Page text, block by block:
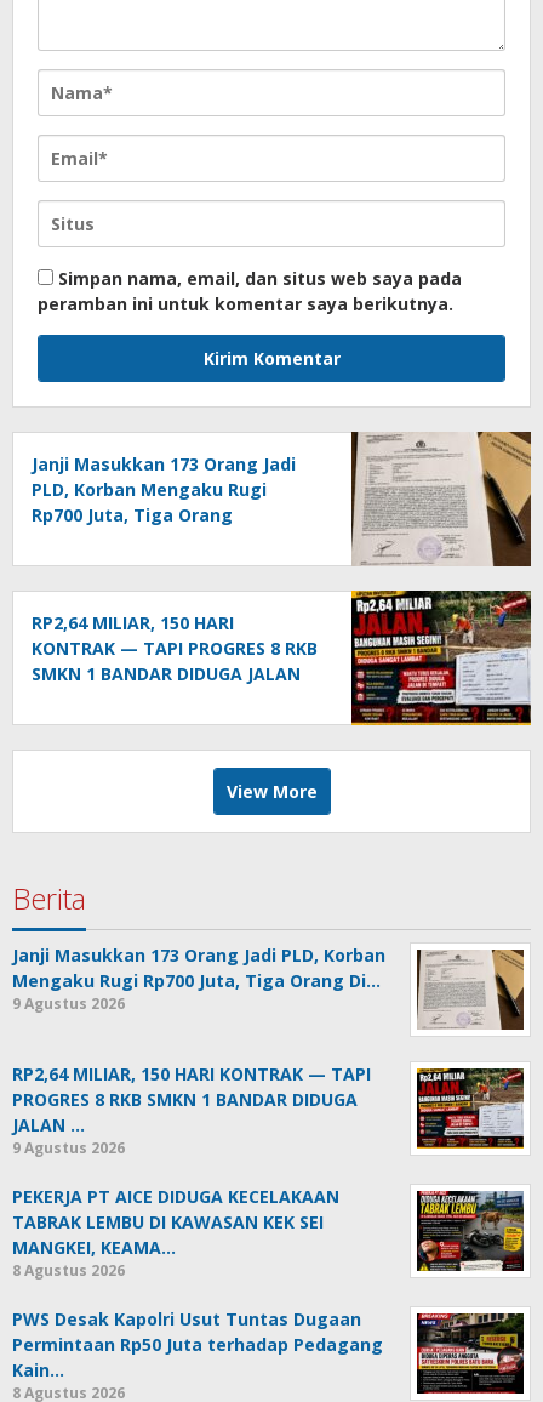
Simpan nama, email, dan situs web saya pada
peramban ini untuk komentar saya berikutnya.
Janji Masukkan 173 Orang Jadi
PLD, Korban Mengaku Rugi
Rp700 Juta, Tiga Orang
RP2,64 MILIAR, 150 HARI
KONTRAK — TAPI PROGRES 8 RKB
SMKN 1 BANDAR DIDUGA JALAN
View More
Berita
Janji Masukkan 173 Orang Jadi PLD, Korban
Mengaku Rugi Rp700 Juta, Tiga Orang Di…
9 Agustus 2026
RP2,64 MILIAR, 150 HARI KONTRAK — TAPI
PROGRES 8 RKB SMKN 1 BANDAR DIDUGA
JALAN …
9 Agustus 2026
PEKERJA PT AICE DIDUGA KECELAKAAN
TABRAK LEMBU DI KAWASAN KEK SEI
MANGKEI, KEAMA…
8 Agustus 2026
PWS Desak Kapolri Usut Tuntas Dugaan
Permintaan Rp50 Juta terhadap Pedagang
Kain…
8 Agustus 2026